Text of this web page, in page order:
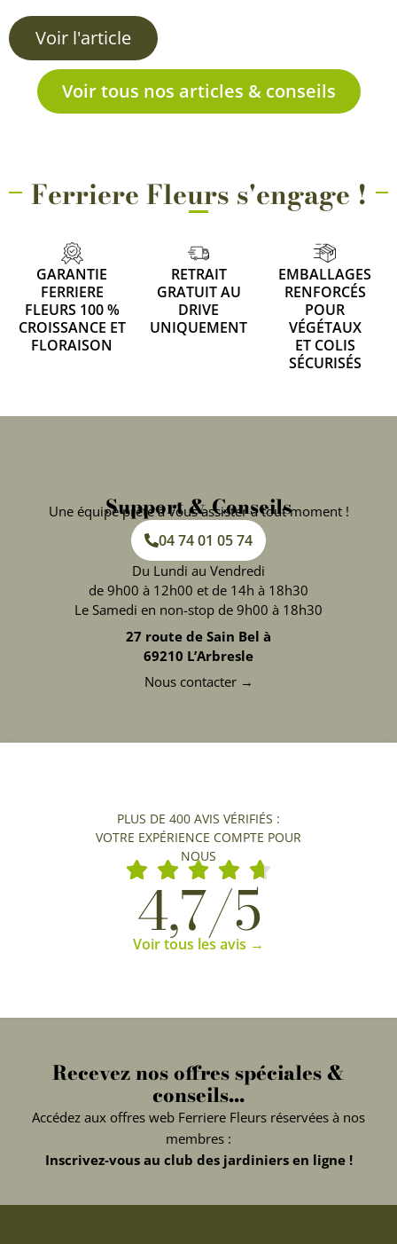
Voir l'article
Voir tous nos articles & conseils
Ferriere Fleurs s'engage !
GARANTIE
FERRIERE
FLEURS 100 %
CROISSANCE ET
FLORAISON
RETRAIT
GRATUIT AU
DRIVE
UNIQUEMENT
EMBALLAGES
RENFORCÉS
POUR
VÉGÉTAUX
ET COLIS
SÉCURISÉS
Support & Conseils
Une équipe prête à vous assister à tout moment !
04 74 01 05 74
Du Lundi au Vendredi
de 9h00 à 12h00 et de 14h à 18h30
Le Samedi en non-stop de 9h00 à 18h30
27 route de Sain Bel à
69210 L’Arbresle
Nous contacter →
PLUS DE 400 AVIS VÉRIFIÉS :
VOTRE EXPÉRIENCE COMPTE POUR
NOUS
4,7/5
Voir tous les avis →
Recevez nos offres spéciales &
conseils...
Accédez aux offres web Ferriere Fleurs réservées à nos
membres :
Inscrivez-vous au club des jardiniers en ligne !